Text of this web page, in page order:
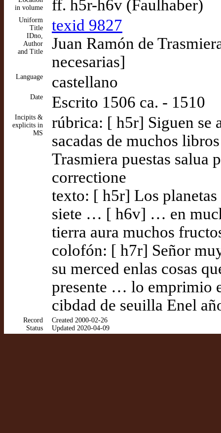
in volume
ff. h5r-h6v (Faulhaber)
Uniform
Title
IDno,
Author
and Title
texid 9827
Juan Ramón de
necesarias]
Language castellano
Date Escrito 1506 ca. - 1510
Incipits &
explicits in
MS
rúbrica: [ h5r] Siguen se
sacadas de muchos
Trasmiera puestas salua
correctione
texto: [ h5r] Los
siete … [ h6v] … en
tierra aura muchos
colofón: [ h7r] Señor
su merced enlas cosas
presente … lo emprimio
cibdad de seuilla Enel
Record
Status
Created 2000-02-26
Updated 2020-04-09